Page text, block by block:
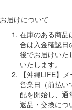
お届けについて
在庫のある商品
合は入金確認日
後でお届けいた
いたします。
【沖縄LIFE】
営業日（前払い
配を開始し、通
返品・交換につ